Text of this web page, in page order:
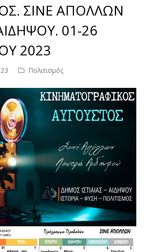
ΣΙΝΕ ΑΠΟΛΛΩΝ
01-26
2023
Πολιτισμός